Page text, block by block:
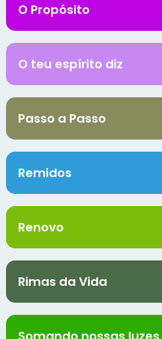
O Propósito
O teu espírito diz
Passo a Passo
Remidos
Renovo
Rimas da Vida